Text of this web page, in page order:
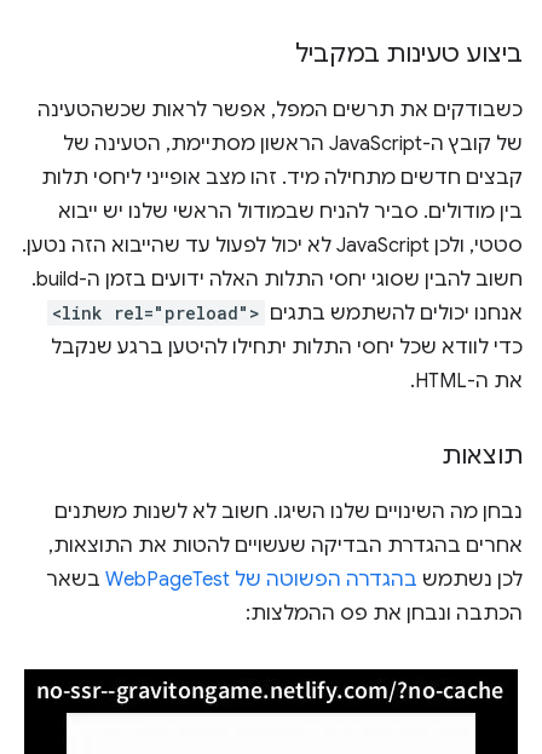
ביצוע טעינות במקביל
כשבודקים את תרשים המפל, אפשר לראות שכשהטעינה
של קובץ ה-JavaScript הראשון מסתיימת, הטעינה של
קבצים חדשים מתחילה מיד. זהו מצב אופייני ליחסי תלות
בין מודולים. סביר להניח שבמודול הראשי שלנו יש ייבוא
סטטי, ולכן JavaScript לא יכול לפעול עד שהייבוא הזה נטען.
חשוב להבין שסוגי יחסי התלות האלה ידועים בזמן ה-build.
אנחנו יכולים להשתמש בתגים <link rel="preload">
כדי לוודא שכל יחסי התלות יתחילו להיטען ברגע שנקבל
את ה-HTML.
תוצאות
נבחן מה השינויים שלנו השיגו. חשוב לא לשנות משתנים
אחרים בהגדרת הבדיקה שעשויים להטות את התוצאות,
לכן נשתמש בהגדרה הפשוטה של WebPageTest
בשאר
הכתבה ונבחן את פס ההמלצות: